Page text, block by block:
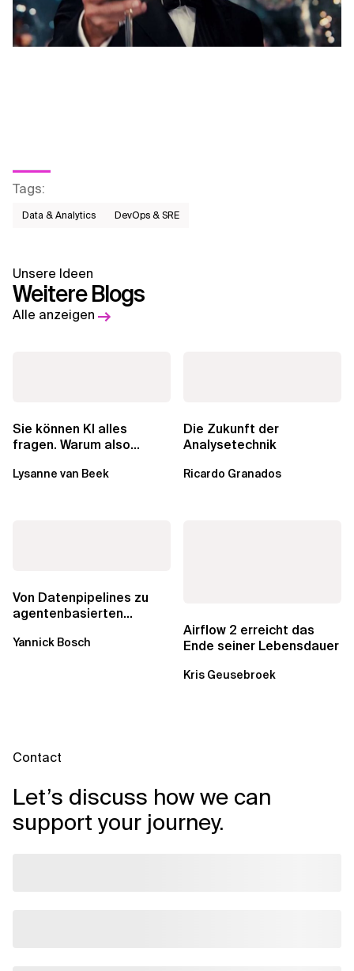
Tags:
Data & Analytics DevOps & SRE
Unsere Ideen
Weitere Blogs
Alle anzeigen
Sie können KI alles
fragen. Warum also
noch?
Lysanne van Beek
Die Zukunft der
Analysetechnik
Ricardo Granados
Von Datenpipelines zu
agentenbasierten
Analytics...
Yannick Bosch
Airflow 2 erreicht das
Ende seiner Lebensdauer
Kris Geusebroek
Contact
Let’s discuss how we can
support your journey.